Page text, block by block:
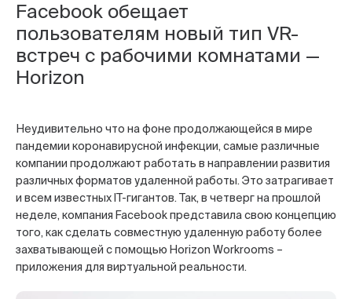
Facebook обещает
пользователям новый тип VR-
встреч с рабочими комнатами —
Horizon
Неудивительно что на фоне продолжающейся в мире
пандемии коронавирусной инфекции, самые различные
компании продолжают работать в направлении развития
различных форматов удаленной работы. Это затрагивает
и всем известных IT-гигантов. Так, в четверг на прошлой
неделе, компания Facebook представила свою концепцию
того, как сделать совместную удаленную работу более
захватывающей с помощью Horizon Workrooms –
приложения для виртуальной реальности.